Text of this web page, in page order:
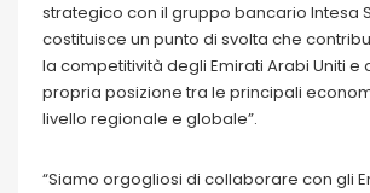
strategico con il gruppo bancario Intesa
costituisce un punto di svolta che
la competitività degli Emirati Arabi Uniti e
propria posizione tra le principali
livello regionale e globale”.
“Siamo orgogliosi di collaborare con gli